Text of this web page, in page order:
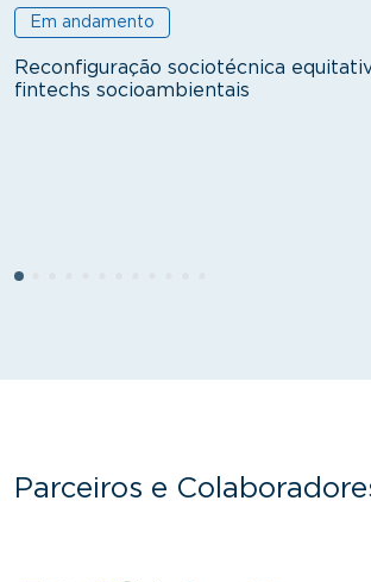
Em andamento
Reconfiguração sociotécnica
fintechs socioambientais
Parceiros e